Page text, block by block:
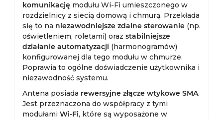
komunikację modułu Wi-Fi umieszczonego w
rozdzielnicy z siecią domową i chmurą. Przekłada
się to na niezawodniejsze zdalne sterowanie (np.
oświetleniem, roletami) oraz stabilniejsze
działanie automatyzacji (harmonogramów)
konfigurowanej dla tego modułu w chmurze.
Poprawia to ogólne doświadczenie użytkownika i
niezawodność systemu.
Antena posiada rewersyjne złącze wtykowe SMA.
Jest przeznaczona do współpracy z tymi
modułami Wi-Fi, które są wyposażone w